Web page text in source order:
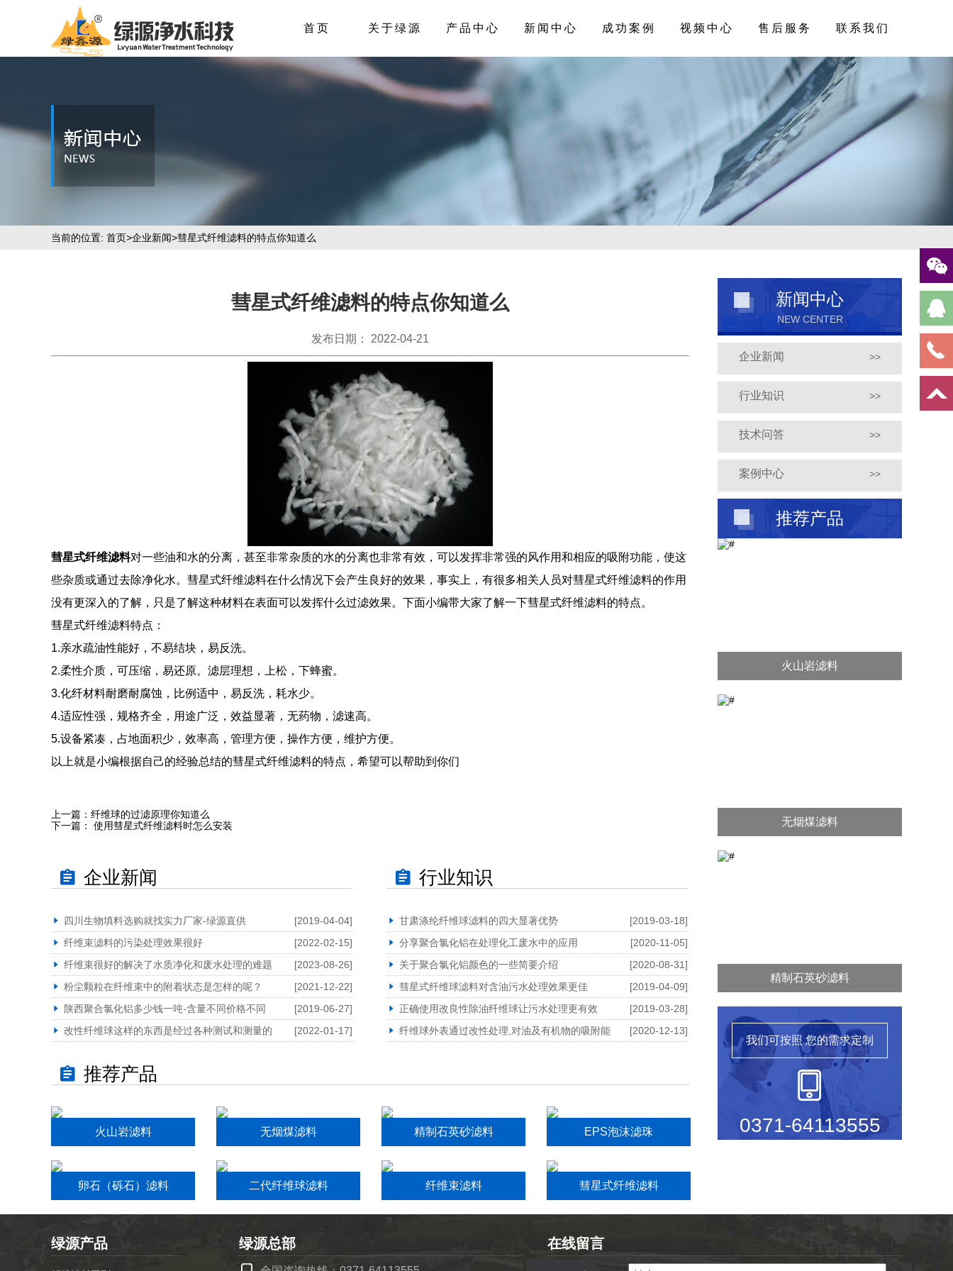
首页 关于绿源 产品中心 新闻中心 成功案例 视频中心 售后服务 联系我们
当前的位置: 首页>企业新闻>彗星式纤维滤料的特点你知道么
新闻中心
NEW CENTER
企业新闻 >>
行业知识 >>
技术问答 >>
案例中心 >>
推荐产品
火山岩滤料
无烟煤滤料
精制石英砂滤料
我们可按照您的需求定制
0371-64113555
彗星式纤维滤料的特点你知道么
发布日期： 2022-04-21
彗星式纤维滤料对一些油和水的分离，甚至非常杂质的水的分离也非常有效，可以发挥非常强的风作用和相应的吸附功能，使这
些杂质或通过去除净化水。彗星式纤维滤料在什么情况下会产生良好的效果，事实上，有很多相关人员对彗星式纤维滤料的作用
没有更深入的了解，只是了解这种材料在表面可以发挥什么过滤效果。下面小编带大家了解一下彗星式纤维滤料的特点。
彗星式纤维滤料特点：
1.亲水疏油性能好，不易结块，易反洗。
2.柔性介质，可压缩，易还原。滤层理想，上松，下蜂蜜。
3.化纤材料耐磨耐腐蚀，比例适中，易反洗，耗水少。
4.适应性强，规格齐全，用途广泛，效益显著，无药物，滤速高。
5.设备紧凑，占地面积少，效率高，管理方便，操作方便，维护方便。
以上就是小编根据自己的经验总结的彗星式纤维滤料的特点，希望可以帮助到你们
上一篇： 纤维球的过滤原理你知道么
下一篇：
使用彗星式纤维滤料时怎么安装
企业新闻
四川生物填料选购就找实力厂家-绿源直供
[2019-04-04]
纤维束滤料的污染处理效果很好
[2022-02-15]
纤维束很好的解决了水质净化和废水处理的难题
[2023-08-26]
粉尘颗粒在纤维束中的附着状态是怎样的呢？
[2021-12-22]
陕西聚合氯化铝多少钱一吨-含量不同价格不同
[2019-06-27]
改性纤维球这样的东西是经过各种测试和测量的
[2022-01-17]
行业知识
甘肃涤纶纤维球滤料的四大显著优势
[2019-03-18]
分享聚合氯化铝在处理化工废水中的应用
[2020-11-05]
关于聚合氯化铝颜色的一些简要介绍
[2020-08-31]
彗星式纤维球滤料对含油污水处理效果更佳
[2019-04-09]
正确使用改良性除油纤维球让污水处理更有效
[2019-03-28]
纤维球外表通过改性处理,对油及有机物的吸附能
[2020-12-13]
推荐产品
火山岩滤料 无烟煤滤料 精制石英砂滤料 EPS泡沫滤珠
卵石（砾石）滤料 二代纤维球滤料 纤维束滤料 彗星式纤维滤料
绿源产品 绿源总部 在线留言